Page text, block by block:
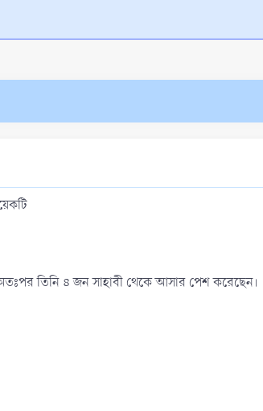
তিনি ৪ জন সাহাবী থেকে আসার পেশ করেছেন।